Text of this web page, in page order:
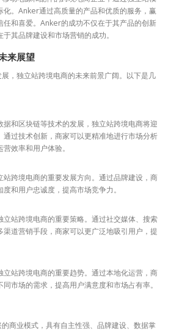
化。Anker通过高质量的产品和优质的服务，赢
任和喜爱。Anker的成功不仅在于其产品的创新
其品牌建设和市场营销的成功。
来展望
，独立站跨境电商的未来前景广阔。以下是几
据和区块链等技术的发展，独立站跨境电商将迎
通过技术创新，商家可以更精准地进行市场分析
效率和用户体验。
站跨境电商的重要发展方向。通过品牌建设，商
和用户忠诚度，提高市场竞争力。
立站跨境电商的重要策略。通过社交媒体、搜索
渠道营销手段，商家可以更广泛地吸引用户，提
立站跨境电商的重要趋势。通过本地化运营，商
市场的需求，提高用户满意度和市场占有率。
商业模式，具有自主性强、品牌建设、数据掌